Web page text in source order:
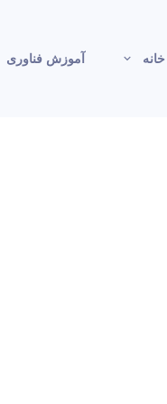
خانه آموزش فناوری